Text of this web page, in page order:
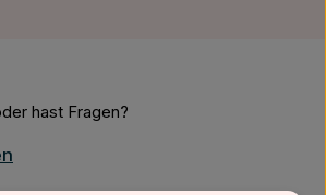
hast Fragen?